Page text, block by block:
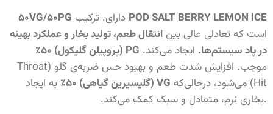
POD SALT BERRY LEMON ICE دارای. ترکیب ۵۰VG/۵۰PG
است که تعادلی عالی بین انتقال طعم، تولید بخار و عملکرد بهینه
در پاد سیستم‌ها. ایجاد می‌کند. PG (پروپیلن گلیکول) ۵۰٪
موجب. افزایش شدت طعم و بهبود حس ضربه‌ی گلو (Throat
Hit) می‌شود، درحالی‌که
VG (گلیسیرین گیاهی) ۵۰٪
به ایجاد
.بخاری نرم، متعادل و سبک کمک می‌کند.